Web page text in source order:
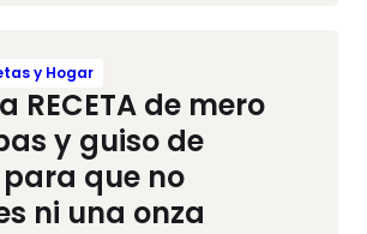
y Hogar
RECETA de mero
y guiso de
que no
ni una onza